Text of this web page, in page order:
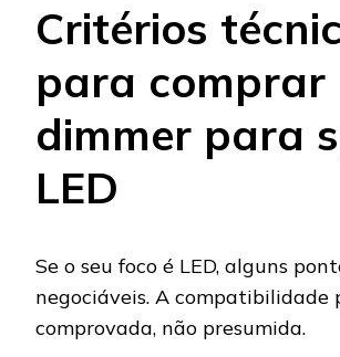
Critérios
para comprar
dimmer para
LED
Se o seu foco é LED, alguns
negociáveis. A compatibilidade
comprovada, não presumida.